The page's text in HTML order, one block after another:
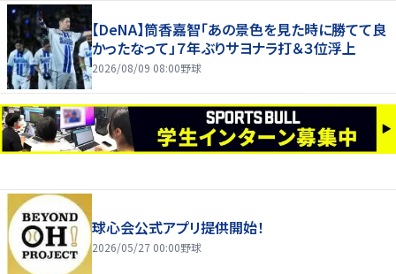
【DeNA】筒香嘉智「あの景色を見た時に勝てて良
かったなって」７年ぶりサヨナラ打＆３位浮上
2026/08/09 08:00野球
球心会公式アプリ提供開始！
2026/05/27 00:00野球